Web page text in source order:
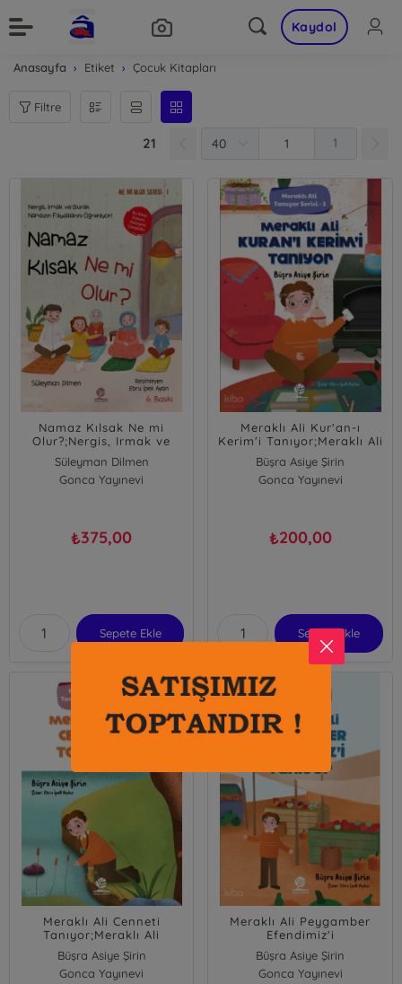
Kaydol
Anasayfa Etiket Çocuk Kitapları
Filtre
21 1
Namaz Kılsak Ne mi
Olur?;Nergis, Irmak ve
Burak Namazın
Faydalarını Öğreniyor!
Süleyman Dilmen
Gonca Yayınevi
₺375,00
Sepete Ekle
Meraklı Ali Kur'an-ı
Kerim'i Tanıyor;Meraklı Ali
Büşra Asiye Şirin
Gonca Yayınevi
₺200,00
Sepete Ekle
Meraklı Ali Cenneti
Tanıyor;Meraklı Ali
Büşra Asiye Şirin
Gonca Yayınevi
Meraklı Ali Peygamber
Efendimiz'i
Tanıyor Serisi - 2
Büşra Asiye Şirin
Gonca Yayınevi